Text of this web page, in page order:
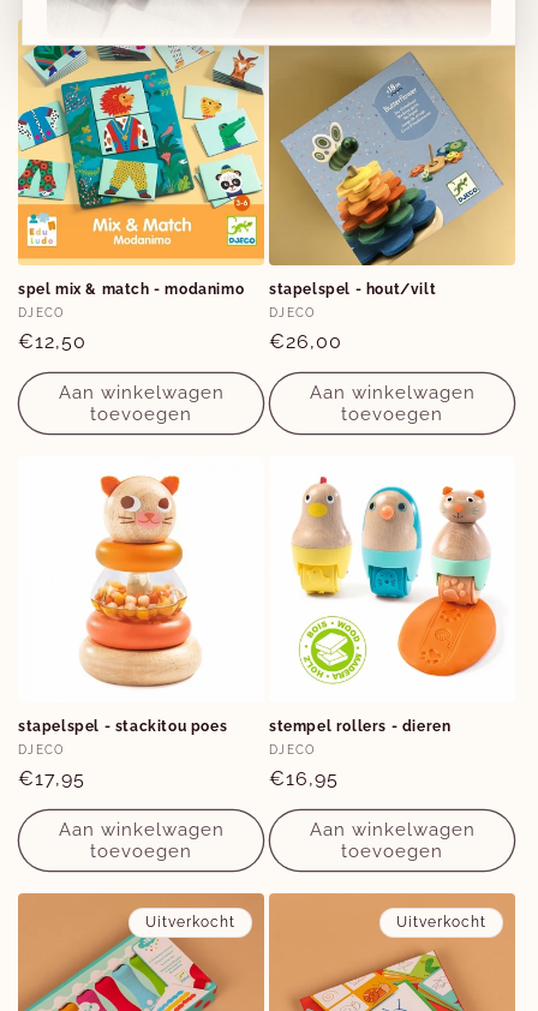
spel mix & match - modanimo
Verkoper:
DJECO
Normale
prijs
€12,50
Aan winkelwagen
toevoegen
stapelspel - hout/vilt
Verkoper:
DJECO
Normale
prijs
€26,00
Aan winkelwagen
toevoegen
stapelspel - stackitou poes
Verkoper:
DJECO
Normale
prijs
€17,95
Aan winkelwagen
toevoegen
stempel rollers - dieren
Verkoper:
DJECO
Normale
prijs
€16,95
Aan winkelwagen
toevoegen
Uitverkocht Uitverkocht
Nieuwe collecties!
Nieuwe herfst-winter collecties in ons clubje &
nu ook
online!